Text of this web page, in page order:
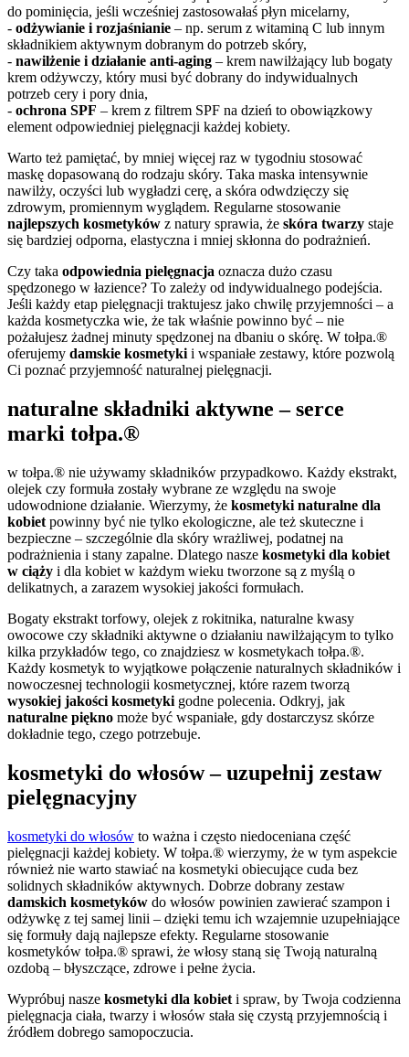
do pominięcia, jeśli wcześniej zastosowałaś płyn micelarny,
- odżywianie i rozjaśnianie – np. serum z witaminą C lub innym
składnikiem aktywnym dobranym do potrzeb skóry,
- nawilżenie i działanie anti-aging – krem nawilżający lub bogaty
krem odżywczy, który musi być dobrany do indywidualnych
potrzeb cery i pory dnia,
- ochrona SPF – krem z filtrem SPF na dzień to obowiązkowy
element odpowiedniej pielęgnacji każdej kobiety.
Warto też pamiętać, by mniej więcej raz w tygodniu stosować
maskę dopasowaną do rodzaju skóry. Taka maska intensywnie
nawilży, oczyści lub wygładzi cerę, a skóra odwdzięczy się
zdrowym, promiennym wyglądem. Regularne stosowanie
najlepszych kosmetyków z natury sprawia, że skóra twarzy staje
się bardziej odporna, elastyczna i mniej skłonna do podrażnień.
Czy taka odpowiednia pielęgnacja oznacza dużo czasu
spędzonego w łazience? To zależy od indywidualnego podejścia.
Jeśli każdy etap pielęgnacji traktujesz jako chwilę przyjemności – a
każda kosmetyczka wie, że tak właśnie powinno być – nie
pożałujesz żadnej minuty spędzonej na dbaniu o skórę. W tołpa.®
oferujemy damskie kosmetyki i wspaniałe zestawy, które pozwolą
Ci poznać przyjemność naturalnej pielęgnacji.
naturalne składniki aktywne – serce
marki tołpa.®
w tołpa.® nie używamy składników przypadkowo. Każdy ekstrakt,
olejek czy formuła zostały wybrane ze względu na swoje
udowodnione działanie. Wierzymy, że kosmetyki naturalne dla
kobiet powinny być nie tylko ekologiczne, ale też skuteczne i
bezpieczne – szczególnie dla skóry wrażliwej, podatnej na
podrażnienia i stany zapalne. Dlatego nasze kosmetyki dla kobiet
w ciąży i dla kobiet w każdym wieku tworzone są z myślą o
delikatnych, a zarazem wysokiej jakości formułach.
Bogaty ekstrakt torfowy, olejek z rokitnika, naturalne kwasy
owocowe czy składniki aktywne o działaniu nawilżającym to tylko
kilka przykładów tego, co znajdziesz w kosmetykach tołpa.®.
Każdy kosmetyk to wyjątkowe połączenie naturalnych składników i
nowoczesnej technologii kosmetycznej, które razem tworzą
wysokiej jakości kosmetyki godne polecenia. Odkryj, jak
naturalne piękno może być wspaniałe, gdy dostarczysz skórze
dokładnie tego, czego potrzebuje.
kosmetyki do włosów – uzupełnij zestaw
pielęgnacyjny
kosmetyki do włosów to ważna i często niedoceniana część
pielęgnacji każdej kobiety. W tołpa.® wierzymy, że w tym aspekcie
również nie warto stawiać na kosmetyki obiecujące cuda bez
solidnych składników aktywnych. Dobrze dobrany zestaw
damskich kosmetyków do włosów powinien zawierać szampon i
odżywkę z tej samej linii – dzięki temu ich wzajemnie uzupełniające
się formuły dają najlepsze efekty. Regularne stosowanie
kosmetyków tołpa.® sprawi, że włosy staną się Twoją naturalną
ozdobą – błyszczące, zdrowe i pełne życia.
Wypróbuj nasze kosmetyki dla kobiet i spraw, by Twoja codzienna
pielęgnacja ciała, twarzy i włosów stała się czystą przyjemnością i
źródłem dobrego samopoczucia.